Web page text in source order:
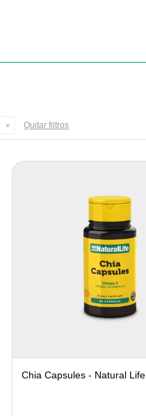
Quitar filtros
Chia Capsules - Natural Life